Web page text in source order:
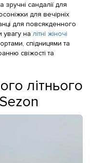
зручні сандалії для
для вечірніх
для повсякденного
увагу на літні жіночі
спідницями та
свіжості та
літнього